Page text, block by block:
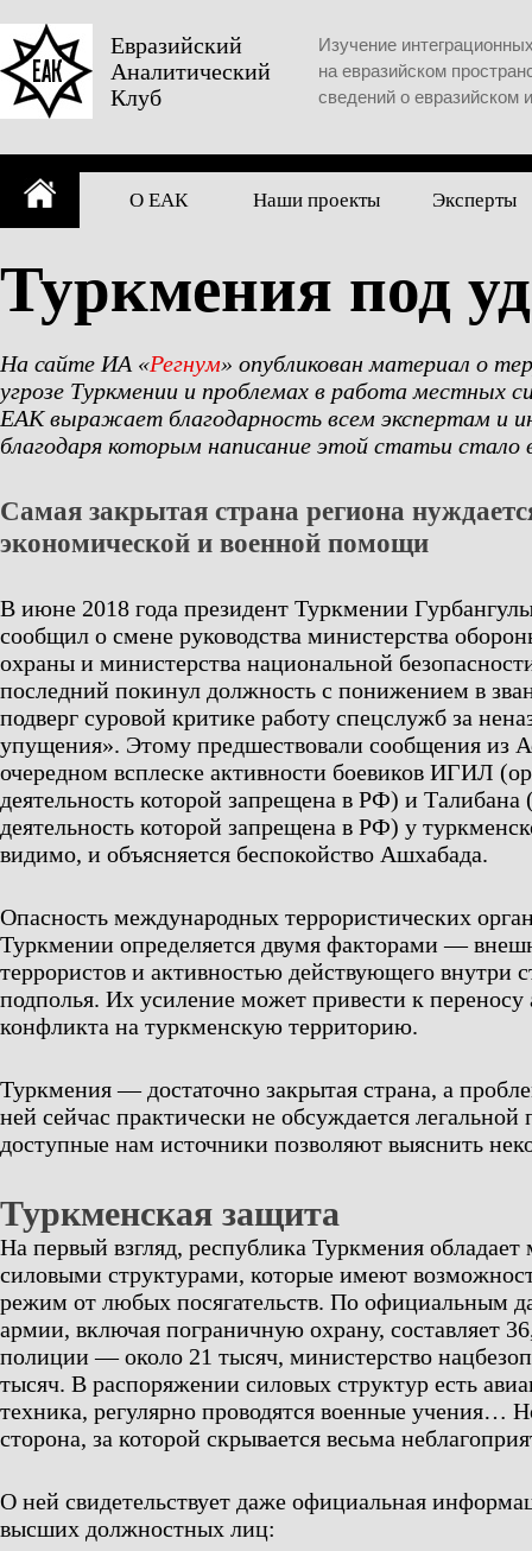
to
content
Евразийский
Аналитический
Клуб
Изучение
на евразийском
сведений о евразийском
О ЕАК Наши проекты Эксперты
Туркмения под
На сайте ИА «Регнум» опубликован материал о
угрозе Туркмении и проблемах в работа местных
ЕАК выражает благодарность всем экспертам и
благодаря которым написание этой статьи
Самая закрытая страна региона
экономической и военной помощи
В июне 2018 года президент Туркмении
сообщил о смене руководства министерства
охраны и министерства национальной
последний покинул должность с понижением в
подверг суровой критике работу спецслужб за
упущения». Этому предшествовали сообщения из
очередном всплеске активности боевиков ИГИЛ
деятельность которой запрещена в РФ) и Талибана
деятельность которой запрещена в РФ) у
видимо, и объясняется беспокойство Ашхабада.
Опасность международных террористических
Туркмении определяется двумя факторами —
террористов и активностью действующего внутри
подполья. Их усиление может привести к переносу
конфликта на туркменскую территорию.
Туркмения — достаточно закрытая страна, а
ней сейчас практически не обсуждается легальной
доступные нам источники позволяют выяснить
Туркменская защита
На первый взгляд, республика Туркмения
силовыми структурами, которые имеют
режим от любых посягательств. По официальным
армии, включая пограничную охрану, составляет
полиции — около 21 тысяч, министерство
тысяч. В распоряжении силовых структур есть
техника, регулярно проводятся военные учения…
сторона, за которой скрывается весьма
О ней свидетельствует даже официальная
высших должностных лиц: